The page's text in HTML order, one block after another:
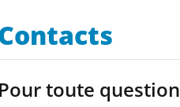
Pour toute question